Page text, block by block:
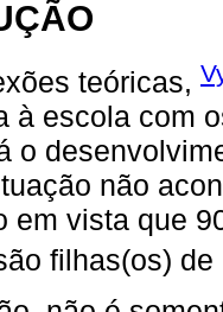
teóricas,
à escola com
o
não
em vista que
filhas(os)